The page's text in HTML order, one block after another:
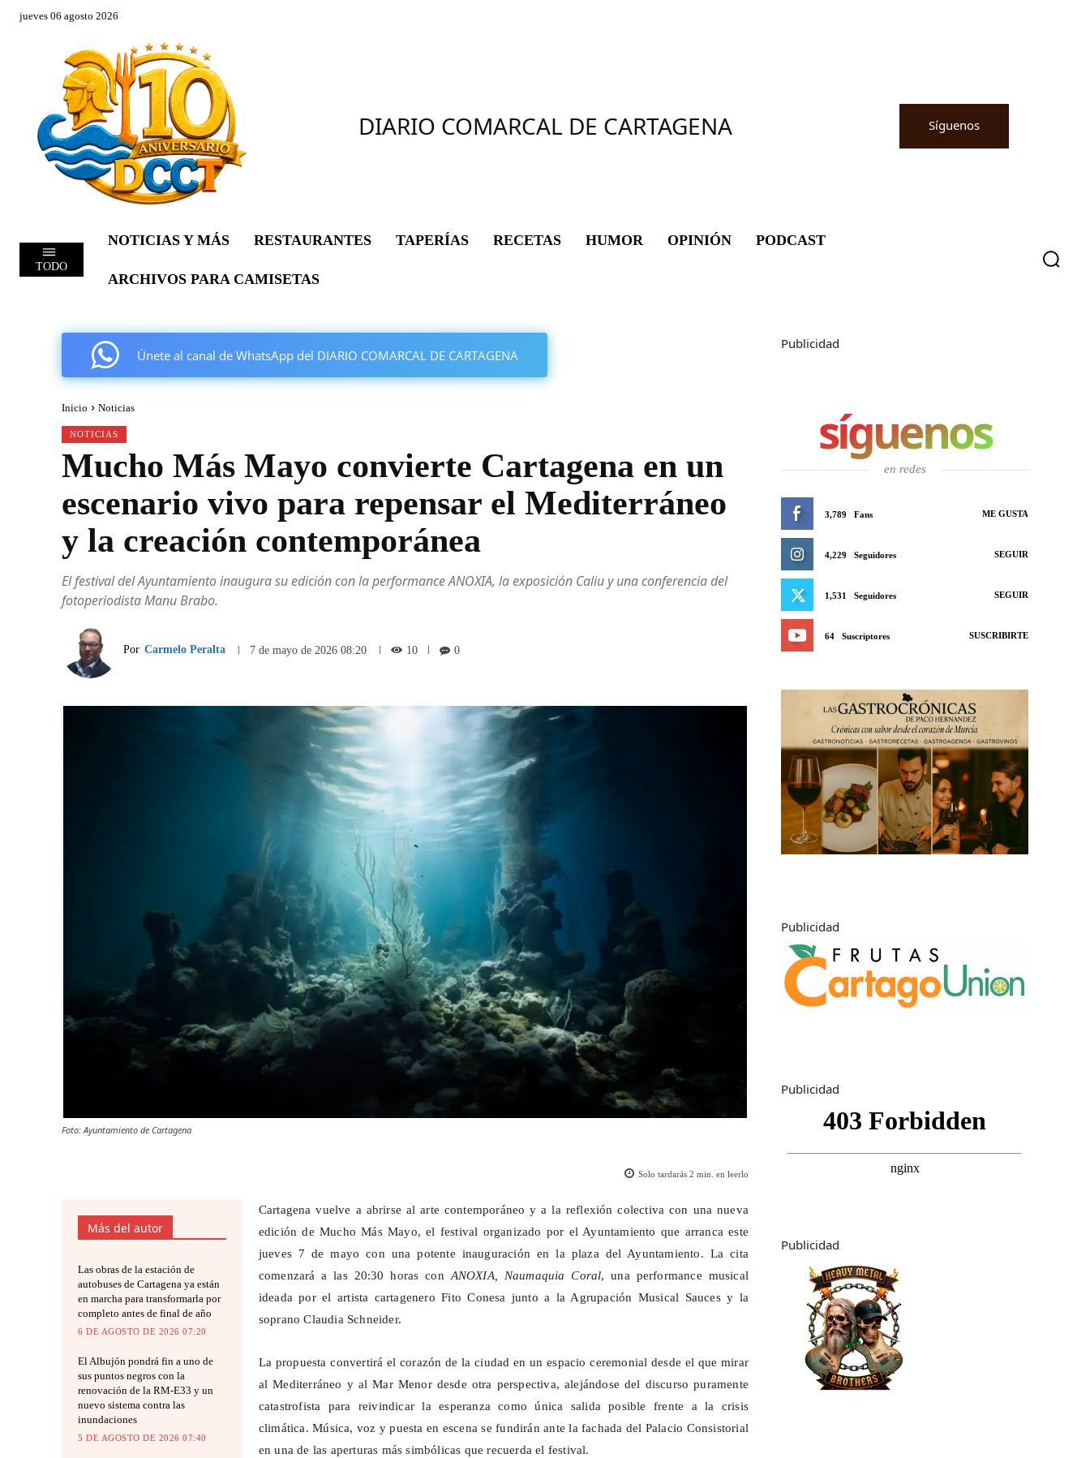
jueves 06 agosto 2026
DIARIO COMARCAL DE CARTAGENA Síguenos
TODO
NOTICIAS Y MÁS RESTAURANTES TAPERÍAS RECETAS HUMOR OPINIÓN PODCAST
ARCHIVOS PARA CAMISETAS
Únete al canal de WhatsApp del DIARIO COMARCAL DE CARTAGENA
Inicio Noticias
NOTICIAS
Mucho Más Mayo convierte Cartagena en un
escenario vivo para repensar el Mediterráneo
y la creación contemporánea
El festival del Ayuntamiento inaugura su edición con la performance ANOXIA, la exposición Caliu y una conferencia del
fotoperiodista Manu Brabo.
Por Carmelo Peralta 7 de mayo de 2026 08:20 10 0
Foto: Ayuntamiento de Cartagena
Solo tardarás2 min. en leerlo
Más del autor
Las obras de la estación de
autobuses de Cartagena ya están
en marcha para transformarla por
completo antes de final de año
6 DE AGOSTO DE 2026 07:20
El Albujón pondrá fin a uno de
sus puntos negros con la
renovación de la RM-E33 y un
nuevo sistema contra las
inundaciones
5 DE AGOSTO DE 2026 07:40
Cartagena vuelve a abrirse al arte contemporáneo y a la reflexión colectiva con una nueva
edición de Mucho Más Mayo, el festival organizado por el Ayuntamiento que arranca este
jueves 7 de mayo con una potente inauguración en la plaza del Ayuntamiento. La cita
comenzará a las 20:30 horas conANOXIA, Naumaquia Coral, una performance musical
ideada por el artista cartagenero Fito Conesa junto a la Agrupación Musical Sauces y la
soprano Claudia Schneider.
La propuesta convertirá el corazón de la ciudad en un espacio ceremonial desde el que mirar
al Mediterráneo y al Mar Menor desde otra perspectiva, alejándose del discurso puramente
catastrofista para reivindicar la esperanza como única salida posible frente a la crisis
climática. Música, voz y puesta en escena se fundirán ante la fachada del Palacio Consistorial
en una de las aperturas más simbólicas que recuerda el festival.
Publicidad
síguenos
en redes
3,789 Fans ME GUSTA
4,229 Seguidores SEGUIR
1,531 Seguidores SEGUIR
64 Suscriptores SUSCRIBIRTE
Publicidad
Publicidad
Publicidad